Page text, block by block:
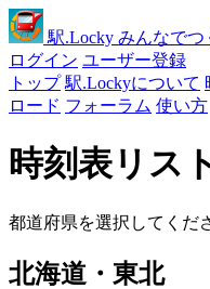
駅.Locky みんなでつ
ログイン ユーザー登録
トップ 駅.Lockyについて
ロード フォーラム 使い方
時刻表リス
都道府県を選択してくだ
北海道・東北